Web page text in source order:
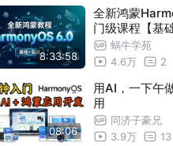
环渲染
页面和组件生命周期函数
路由参数和应用数据共享
ArkTS语法-完整案例TodoList
组件-通用属性-点击事件
组件-通用属性-触摸事件
8:33:58
全新鸿蒙
门级课程【基
蜗牛学苑
4.6万
2
08:06
用AI，一下午
用
同济子豪兄
3.9万
13